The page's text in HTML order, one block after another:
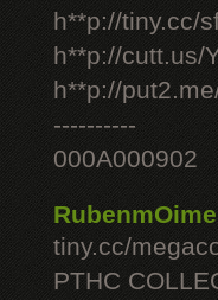
h**p://tiny.cc/
h**p://cutt.us/
h**p://
----------
000A000902
RubenmOime
tiny.cc/
PTHC